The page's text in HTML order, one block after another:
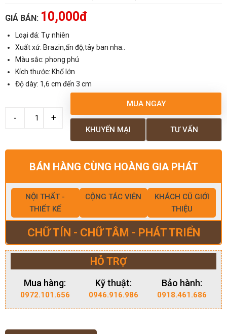
GIÁ BÁN: 10,000đ
Loại đá: Tự nhiên
Xuất xứ: Brazin,ấn độ,tây ban nha..
Màu sắc: phong phú
Kích thước: Khổ lớn
Độ dày: 1,6 cm đến 3 cm
MUA NGAY
TƯ VẤN
KHUYẾN MẠI
BÁN HÀNG CÙNG HOÀNG GIA PHÁT
NỘI THẤT -
THIẾT KẾ
CỘNG TÁC VIÊN
KHÁCH CŨ GIỚI
THIỆU
CHỮ TÍN - CHỮ TÂM - PHÁT TRIỂN
HỖ TRỢ
Mua hàng:
0972.101.656
Kỹ thuật:
0946.916.986
Bảo hành:
0918.461.686